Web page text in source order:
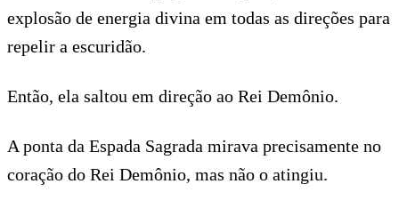
explosão de energia divina em todas as direções para
repelir a escuridão.
Então, ela saltou em direção ao Rei Demônio.
A ponta da Espada Sagrada mirava precisamente no
coração do Rei Demônio, mas não o atingiu.